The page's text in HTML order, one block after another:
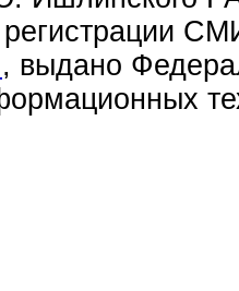
регистрации
, выдано